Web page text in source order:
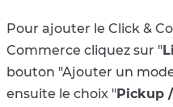
Pour ajouter le Click &
Commerce cliquez sur "
bouton "Ajouter un
ensuite le choix "Pickup